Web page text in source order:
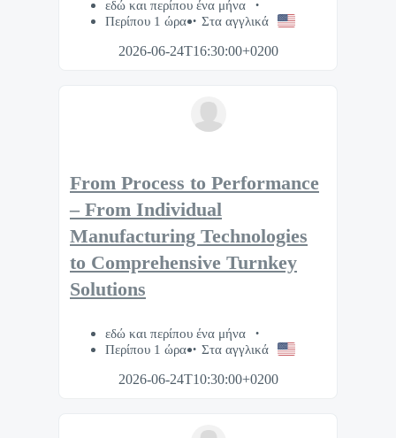
εδώ και περίπου ένα μήνα
Περίπου 1 ώρα
Στα αγγλικά
2026-06-24T16:30:00+0200
From Process to Performance
– From Individual
Manufacturing Technologies
to Comprehensive Turnkey
Solutions
εδώ και περίπου ένα μήνα
Περίπου 1 ώρα
Στα αγγλικά
2026-06-24T10:30:00+0200